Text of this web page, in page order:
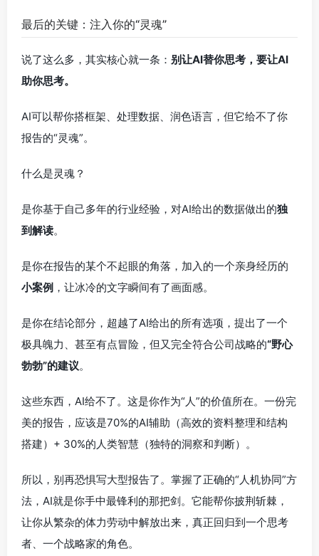
最后的关键：注入你的“灵魂”
说了这么多，其实核心就一条： 别让AI替你思考，要让AI
助你思考。
AI可以帮你搭框架、处理数据、润色语言，但它给不了你
报告的“灵魂”。
什么是灵魂？
是你基于自己多年的行业经验，对AI给出的数据做出的独
到解读。
是你在报告的某个不起眼的角落，加入的一个亲身经历的
小案例 ，让冰冷的文字瞬间有了画面感。
是你在结论部分，超越了AI给出的所有选项，提出了一个
极具魄力、甚至有点冒险，但又完全符合公司战略的“野心
勃勃”的建议。
这些东西，AI给不了。这是你作为“人”的价值所在。一份完
美的报告，应该是70%的AI辅助（高效的资料整理和结构
搭建）+ 30%的人类智慧（独特的洞察和判断）。
所以，别再恐惧写大型报告了。掌握了正确的“人机协同”方
法，AI就是你手中最锋利的那把剑。它能帮你披荆斩棘，
让你从繁杂的体力劳动中解放出来，真正回归到一个思考
者、一个战略家的角色。